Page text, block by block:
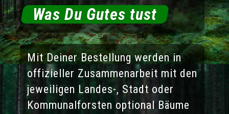
Was Du Gutes tust
Mit Deiner Bestellung werden in
offizieller Zusammenarbeit mit den
jeweiligen Landes-, Stadt oder
Kommunalforsten optional Bäume